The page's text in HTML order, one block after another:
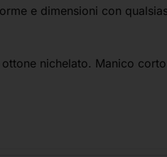
e dimensioni con
nichelato. Manico